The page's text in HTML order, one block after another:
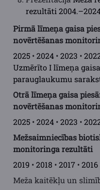
rezultāti
Pirmā līmeņa gaisa
novērtēšanas
2025 •2024 •2023 •
Uzmērīto I līmeņa
parauglaukumu
Otrā līmeņa gaisa
novērtēšanas
2025 •2024 •2023 •
Mežsaimniecības
monitoringa rezultāti
2019 •2018 •2017 •2016
Meža kaitēkļu un